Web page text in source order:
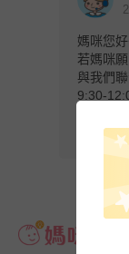
媽咪您
若媽咪
與我們
9:30-
LINE:
到我們